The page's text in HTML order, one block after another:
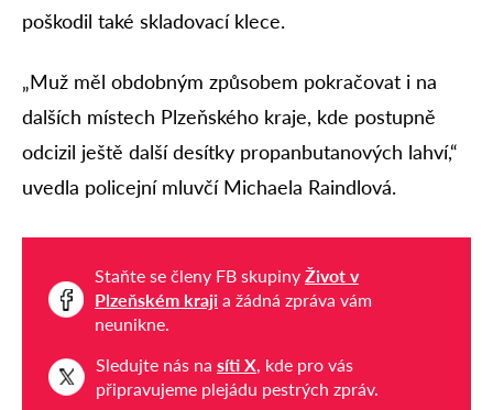
poškodil také skladovací klece.
„Muž měl obdobným způsobem pokračovat i na
dalších místech Plzeňského kraje, kde postupně
odcizil ještě další desítky propanbutanových lahví,“
uvedla policejní mluvčí Michaela Raindlová.
Staňte se členy FB skupiny Život v
Plzeňském kraji a žádná zpráva vám
neunikne.
Sledujte nás na síti X, kde pro vás
připravujeme plejádu pestrých zpráv.